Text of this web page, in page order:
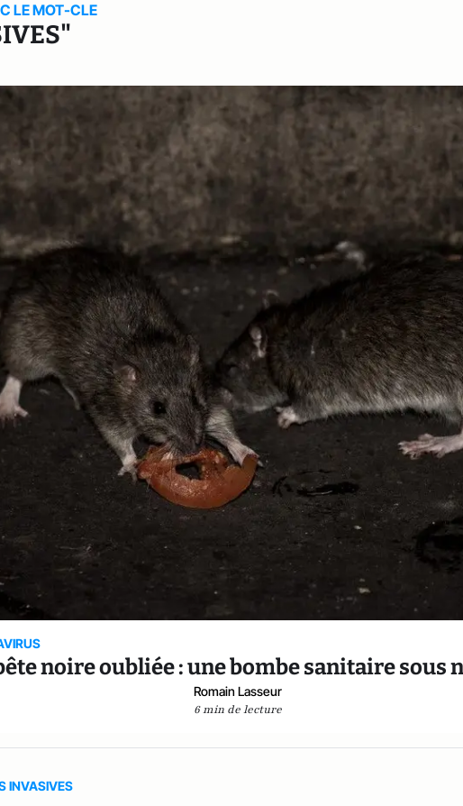
LE MOT-CLE
noire oubliée : une bombe sanitaire sous
Romain Lasseur
6 min de lecture
INVASIVES